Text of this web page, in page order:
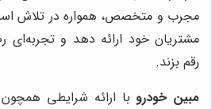
مجرب و متخصص، همواره در تلاش
مشتریان خود ارائه دهد و
رقم بزند.
مبین خودروبا ارائه شرایطی